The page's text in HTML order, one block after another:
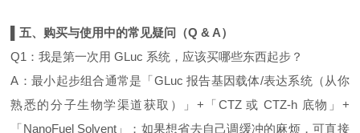
▌五、购买与使用中的常见疑问 （Q & A）
Q1：我是第一次用 GLuc 系统，应该买哪些东西起步？
A：最小起步组合通常是「GLuc 报告基因载体/表达系统（从你
熟悉的分子生物学渠道获取）」+「CTZ 或 CTZ‑h 底物」+
「NanoFuel Solvent」；如果想省去自己调缓冲的麻烦，可直接